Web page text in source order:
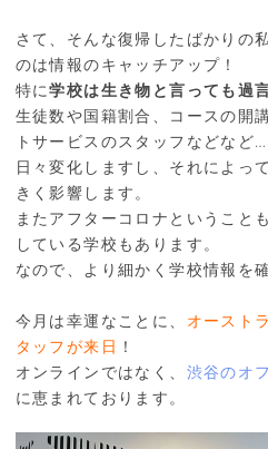
さて、そんな復帰したばかりの
のは情報のキャッチアップ！
特に学校は生き物と言っても過
生徒数や国籍割合、コースの開
トサービスのスタッフなどなど…
日々変化しますし、それによっ
きく影響します。
またアフターコロナということ
している学校もあります。
なので、より細かく学校情報を
今月は幸運なことに、 オースト
タッフが来日 ！
オンラインではなく、 渋谷のオ
に恵まれております。